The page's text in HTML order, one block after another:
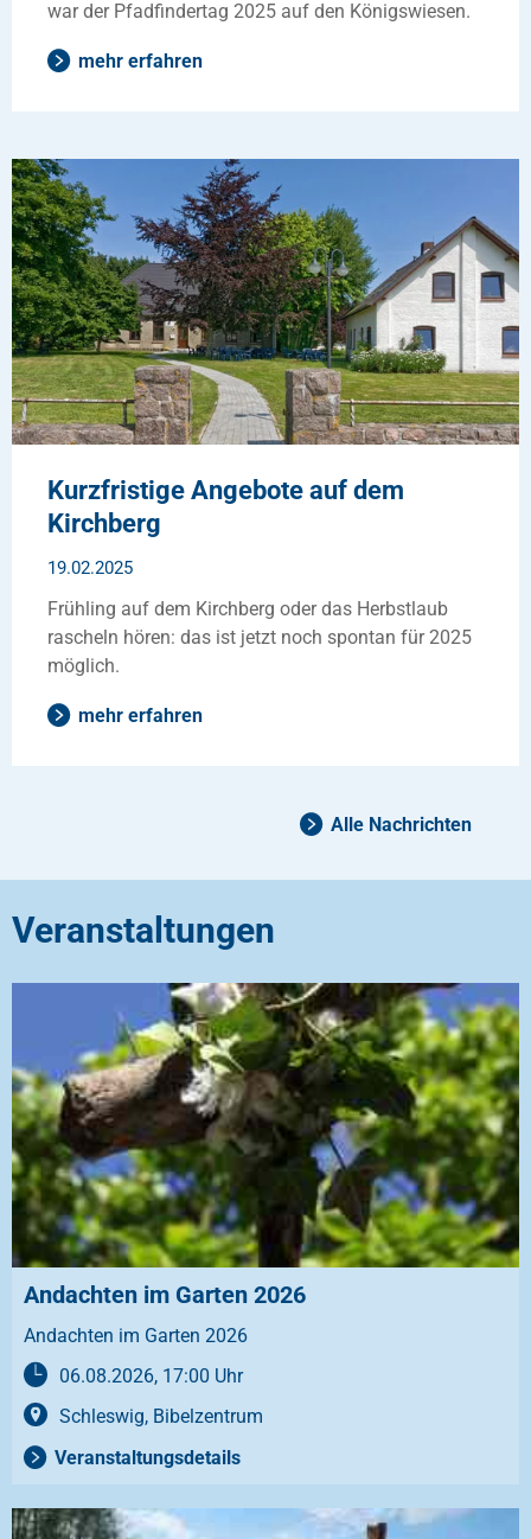
war der Pfadfindertag 2025 auf den Königswiesen.
mehr erfahren
Kurzfristige Angebote auf dem
Kirchberg
19.02.2025
Frühling auf dem Kirchberg oder das Herbstlaub
rascheln hören: das ist jetzt noch spontan für 2025
möglich.
mehr erfahren
Alle Nachrichten
Veranstaltungen
Andachten im Garten 2026
Andachten im Garten 2026
06.08.2026, 17:00 Uhr
Schleswig, Bibelzentrum
Veranstaltungsdetails